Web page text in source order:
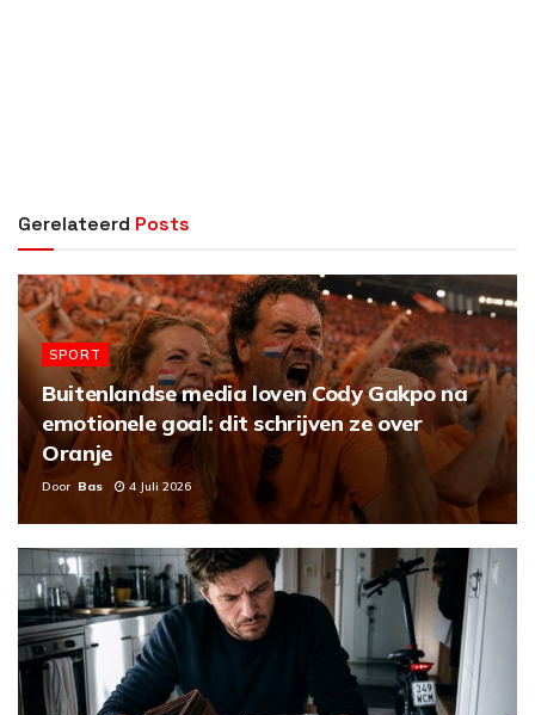
Gerelateerd Posts
SPORT
Buitenlandse media loven Cody Gakpo na
emotionele goal: dit schrijven ze over
Oranje
Door Bas 4 Juli 2026